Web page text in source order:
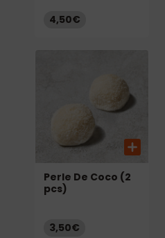
4,50€
Perle De Coco (2
pcs)
3,50€